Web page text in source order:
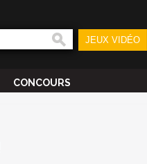
JEUX VIDÉO
CONCOURS